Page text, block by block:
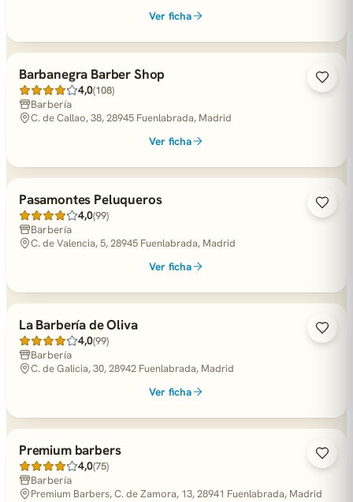
Ver ficha
Barbanegra Barber Shop
4,0(108)
Barbería
C. de Callao, 38, 28945 Fuenlabrada, Madrid
Ver ficha
Pasamontes Peluqueros
4,0(99)
Barbería
C. de Valencia, 5, 28945 Fuenlabrada, Madrid
Ver ficha
La Barbería de Oliva
4,0(99)
Barbería
C. de Galicia, 30, 28942 Fuenlabrada, Madrid
Ver ficha
Premium barbers
4,0(75)
Barbería
Premium Barbers, C. de Zamora, 13, 28941 Fuenlabrada, Madrid